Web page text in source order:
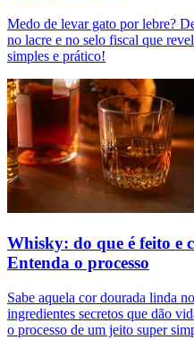
Medo de levar gato por lebre?
no lacre e no selo fiscal que
simples e prático!
Whisky: do que é feito e
Entenda o processo
Sabe aquela cor dourada linda
ingredientes secretos que dão
o processo de um jeito super